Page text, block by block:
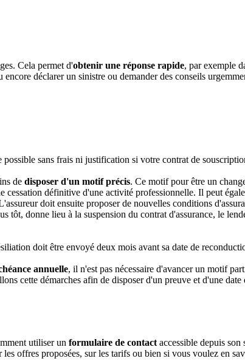
Cela permet d'obtenir une réponse rapide, par exemple
déclarer un sinistre ou demander des conseils
sans frais ni justification si votre contrat de
de disposer d'un motif précis. Ce motif pour être un
définitive d'une activité professionnelle. Il peut
doit ensuite proposer de nouvelles conditions
tôt, donne lieu à la suspension du contrat d'assurance, le
doit être envoyé deux mois avant sa date de
annuelle, il n'est pas nécessaire d'avancer un motif
cette démarches afin de disposer d'un preuve et d'une
utiliser un formulaire de contact accessible depuis
offres proposées, sur les tarifs ou bien si vous voulez en